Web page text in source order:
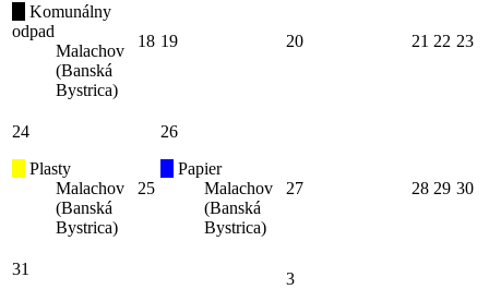
Komunálny
odpad
Malachov
(Banská
Bystrica)
18 19 20 21 22 23
24
Plasty
Malachov
(Banská
Bystrica)
25
26
Papier
Malachov
(Banská
Bystrica)
27 28 29 30
31
3